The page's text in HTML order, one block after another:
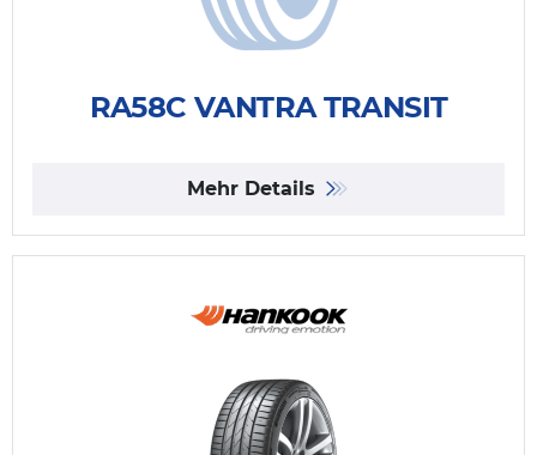
RA58C VANTRA TRANSIT
Mehr Details